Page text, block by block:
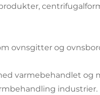
ovnsgitter og
varmebehandlet og
industrier.